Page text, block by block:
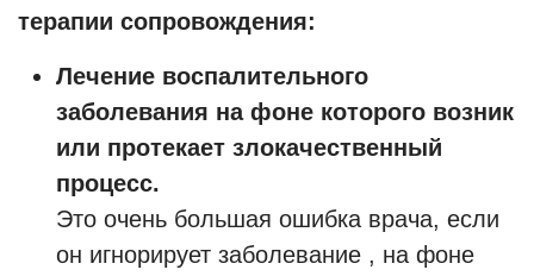
терапии сопровождения:
Лечение воспалительного
заболевания на фоне которого возник
или протекает злокачественный
процесс.
Это очень большая ошибка врача, если
он игнорирует заболевание , на фоне